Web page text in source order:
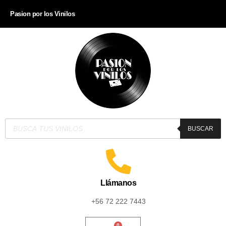
Pasion por los Vinilos
BUSCAR
Llámanos
+56 72 222 7443